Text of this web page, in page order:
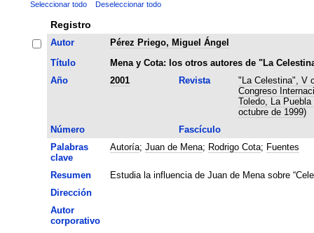
Seleccionar todo Deseleccionar todo
Registro
Autor
Pérez Priego, Miguel Ángel
Título
Mena y Cota: los otros autores de "La
Año
2001 Revista
"La Celestina", V
Congreso
Toledo, La
octubre de 1999)
Número
Fascículo
Palabras
clave
Autoría; Juan de Mena; Rodrigo Cota; Fuentes
Resumen
Estudia la influencia de Juan de Mena sobre
Dirección
Autor
corporativo